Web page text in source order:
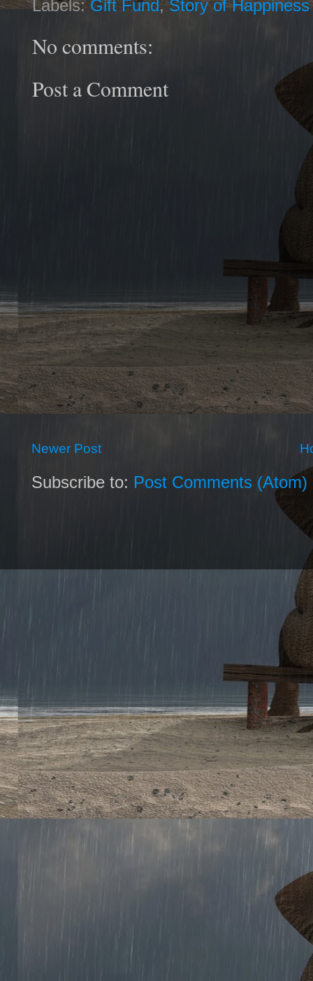
Labels:Gift Fund,Story of Happiness
No comments:
Post a Comment
Newer Post
Subscribe to: Post Comments (Atom)